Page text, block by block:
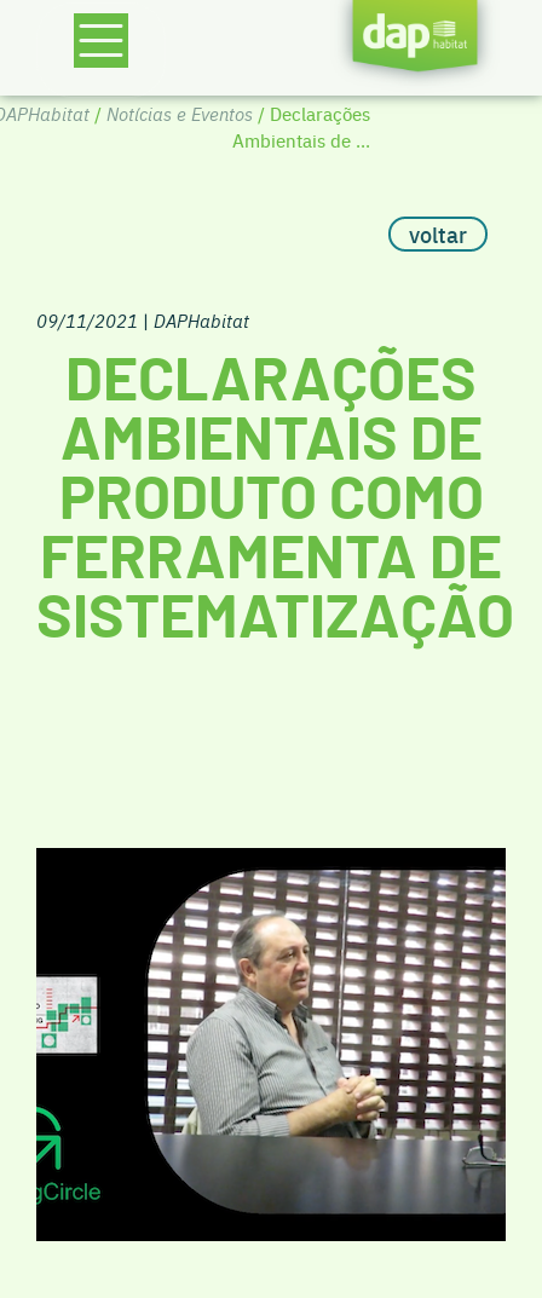
/ Notícias e Eventos / Declarações
Ambientais de ...
voltar
09/11/2021 | DAPHabitat
DECLARAÇÕES
AMBIENTAIS DE
PRODUTO COMO
FERRAMENTA DE
SISTEMATIZAÇÃO